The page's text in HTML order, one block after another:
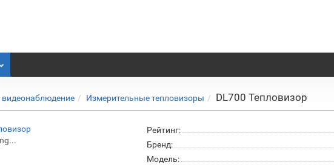
Измерительные тепловизоры DL700 Тепловизор
Рейтинг:
Бренд:
Модель: